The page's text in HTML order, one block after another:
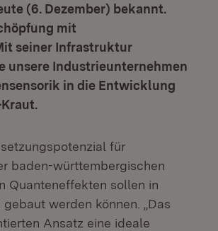
(6. Dezember) bekannt.
mit
seiner Infrastruktur
unsere Industrieunternehmen
in die Entwicklung
für
baden-württembergischen
Quanteneffekten sollen in
werden können. „Das
Ansatz eine ideale